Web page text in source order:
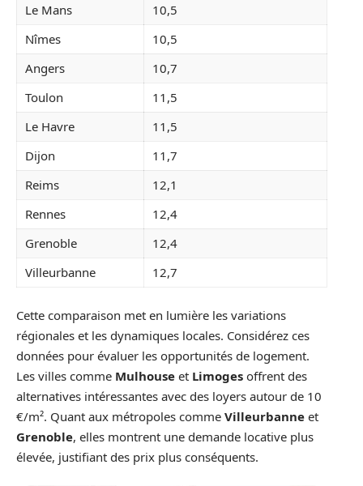
Le Mans
10,5
Nîmes
10,5
Angers
10,7
Toulon
11,5
Le Havre
11,5
Dijon
11,7
Reims
12,1
Rennes
12,4
Grenoble
12,4
Villeurbanne
12,7
Cette comparaison met en lumière les variations
régionales et les dynamiques locales. Considérez ces
données pour évaluer les opportunités de logement.
Les villes comme Mulhouse et Limoges offrent des
alternatives intéressantes avec des loyers autour de 10
€/m². Quant aux métropoles comme Villeurbanne et
Grenoble, elles montrent une demande locative plus
élevée, justifiant des prix plus conséquents.